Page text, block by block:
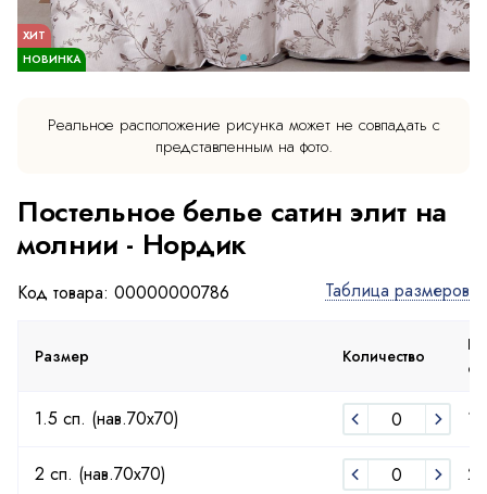
ХИТ
НОВИНКА
Реальное расположение рисунка может не совпадать с
представленным на фото.
Постельное белье сатин элит на
молнии - Нордик
Код товара: 00000000786 Таблица размеров
Размер Количество
1.5 сп. (нав.70х70)
2 сп. (нав.70х70)